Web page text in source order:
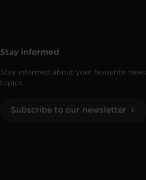
Stay informed
Stay informed about your favourite news
topics.
Subscribe to our newsletter